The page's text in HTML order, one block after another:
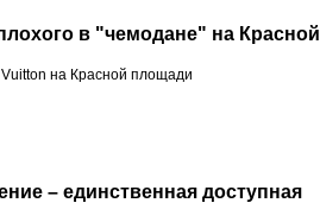
в "чемодане" на Красной
Vuitton на Красной площади
– единственная доступная